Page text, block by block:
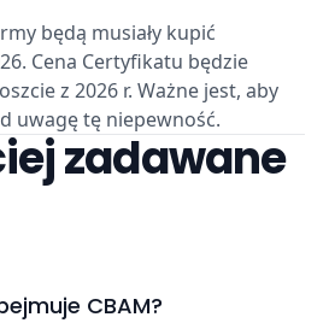
będą musiały kupić
Cena Certyfikatu będzie
z 2026 r. Ważne jest, aby
uwagę tę niepewność.
zadawane
CBAM?